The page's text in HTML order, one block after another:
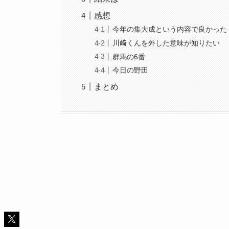
感想
今年の集大成という内容で良かった
川﨑くんを外した意味が知りたい
群馬の6番
今日の野田
まとめ